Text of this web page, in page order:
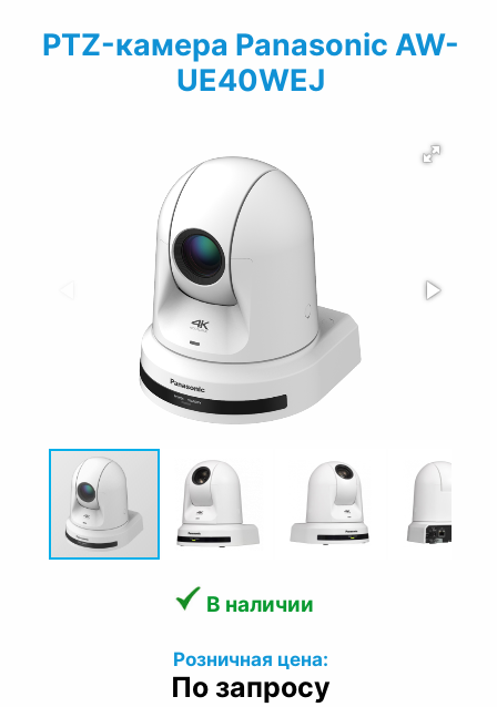
PTZ-камера Panasonic AW-
UE40WEJ
В наличии
Розничная цена:
По запросу